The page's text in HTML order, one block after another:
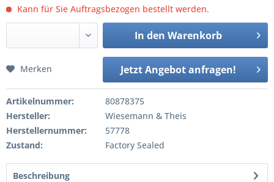
Kann für Sie Auftragsbezogen bestellt werden.
In den Warenkorb
Jetzt Angebot anfragen!
Merken
Artikelnummer:
80878375
Hersteller:
Wiesemann & Theis
Herstellernummer:
57778
Zustand:
Factory Sealed
Beschreibung